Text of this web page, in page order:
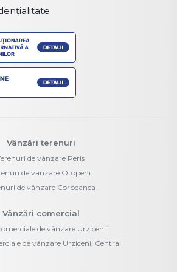
Vânzări terenuri
de vânzare Peris
de vânzare Otopeni
de vânzare Corbeanca
Vânzări comercial
de vânzare Urziceni
de vânzare Urziceni, Central